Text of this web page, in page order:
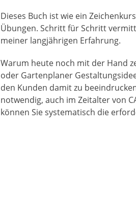
Dieses Buch ist wie ein
Übungen. Schritt für Schritt
meiner langjährigen Erfahrung.
Warum heute noch mit der Hand
oder Gartenplaner
den Kunden damit zu
notwendig, auch im Zeitalter von
können Sie systematisch die